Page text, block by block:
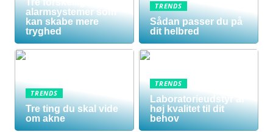
Tre forskellige
alarmsystemer som
kan skabe mere
tryghed
TRENDS
Sådan passer du på
dit helbred
TRENDS
Tre ting du skal vide
om akne
TRENDS
Laboratorieudstyr af
høj kvalitet til dit
behov